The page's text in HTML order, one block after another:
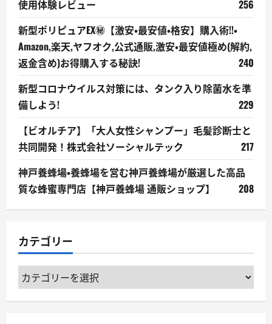
使用体験レビュー
256
新型ポリピュアEX㊙【激安・最安値・格安】購入術!!・
Amazon,楽天,ヤフオク,公式通販,激安・最安値極め(解約,
返金含め)お得購入する秘訣!
240
新型コロナウイルス対策には、タンク入り除菌水を準
備しよう!
229
【ビオルチア】「大人女性シャンプー」毛髪診断士と
共同開発！株式会社ソーシャルテック
217
神戸養蜂場・養蜂場を営む神戸養蜂場が厳選した高品
質な蜂蜜専門店【神戸養蜂場 通販ショップ】
208
カテゴリー
カ
テ